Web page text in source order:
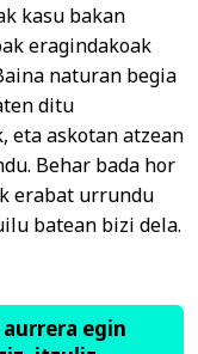
kasu bakan
eragindakoak
naturan begia
ditu
eta askotan atzean
Behar bada hor
erabat urrundu
batean bizi dela.
egin